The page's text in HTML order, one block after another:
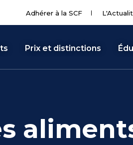
Adhérer à la SCF
Prix et distinctions